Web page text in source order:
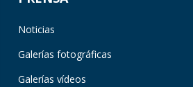
Noticias
Galerías fotográficas
Galerías vídeos